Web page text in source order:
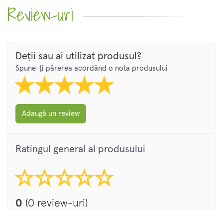
Review-uri
Deții sau ai utilizat produsul?
Spune-ți părerea acordând o nota produsului
Adaugă un review
Ratingul general al produsului
0 (0 review-uri)